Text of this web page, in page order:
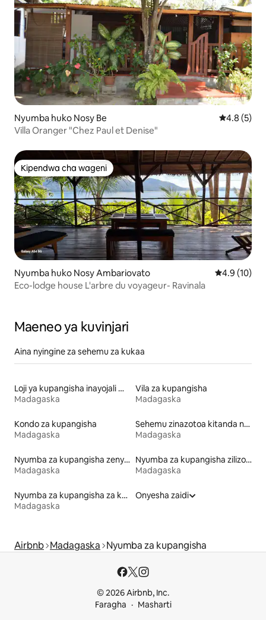
Nyumba huko Nosy Be Ukadiriaji
4.8 (5)
Villa Oranger "Chez Paul et Denise"
Kipendwa cha wageni
Kipendwa cha wageni
Nyumba huko Nosy Ambariovato Ukadiriaji
4.9 (10)
Eco-lodge house L'arbre du voyageur- Ravinala
Maeneo ya kuvinjari
Aina nyingine za sehemu za kukaa
Loji ya kupangisha inayojali mazingira
Madagaska
Vila za kupangisha
Madagaska
Kondo za kupangisha
Madagaska
Sehemu zinazotoa kitanda na kifungua kinywa
Madagaska
Nyumba za kupangisha zenye kiamsha kinywa
Madagaska
Nyumba za kupangisha zilizo na ufikiaji wa ufukweni
Madagaska
Nyumba za kupangisha za kulala wageni
Madagaska
Onyesha zaidi
Airbnb Madagaska Nyumba za kupangisha
© 2026 Airbnb, Inc.
Faragha
Masharti